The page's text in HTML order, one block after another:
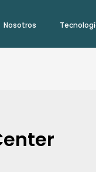
Nosotros